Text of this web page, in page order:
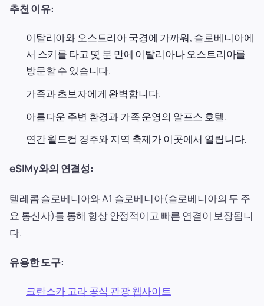
추천 이유:
이탈리아와 오스트리아 국경에 가까워, 슬로베니아에
서 스키를 타고 몇 분 만에 이탈리아나 오스트리아를
방문할 수 있습니다.
가족과 초보자에게 완벽합니다.
아름다운 주변 환경과 가족 운영의 알프스 호텔.
연간 월드컵 경주와 지역 축제가 이곳에서 열립니다.
eSIMy와의 연결성:
텔레콤 슬로베니아와 A1 슬로베니아(슬로베니아의 두 주
요 통신사)를 통해 항상 안정적이고 빠른 연결이 보장됩니
다.
유용한 도구:
크란스카 고라 공식 관광 웹사이트